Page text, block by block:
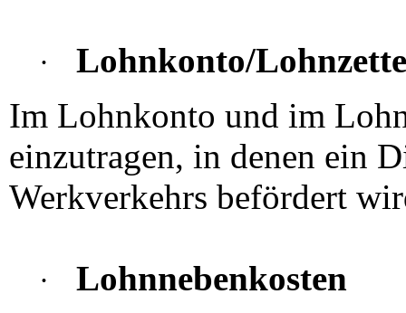
·
Lohnkonto/
Im Lohnkonto und im
einzutragen, in denen ein
Werkverkehrs befördert
·
Lohnnebenkosten